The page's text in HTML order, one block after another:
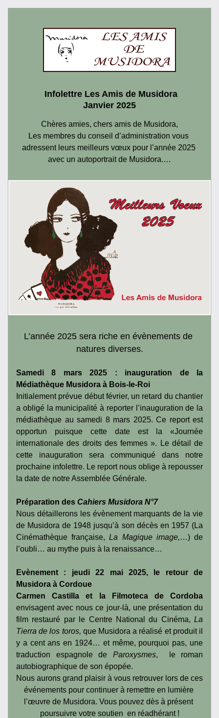
Infolettre Les Amis de Musidora
Janvier 2025
Chères amies, chers amis de Musidora,
Les membres du conseil d’administration vous
adressent leurs meilleurs vœux pour l’année 2025
avec un autoportrait de Musidora.…
L’année 2025 sera riche en évènements de
natures diverses.
Samedi 8 mars 2025 : inauguration de la
Médiathèque Musidora à Bois-le-Roi
Initialement prévue début février, un retard du chantier
a obligé la municipalité à reporter l’inauguration de la
médiathèque au samedi 8 mars 2025. Ce report est
opportun puisque cette date est la «Journée
internationale des droits des femmes ». Le détail de
cette inauguration sera communiqué dans notre
prochaine infolettre. Le report nous oblige à repousser
la date de notre Assemblée Générale.
Préparation des Cahiers Musidora N°7
Nous détaillerons les évènement marquants de la vie
de Musidora de 1948 jusqu’à son décès en 1957 (La
Cinémathèque française, La Magique image,…) de
l’oubli… au mythe puis à la renaissance…
Evènement : jeudi 22 mai 2025, le retour de
Musidora à Cordoue
Carmen Castilla et la Filmoteca de Cordoba
envisagent avec nous ce jour-là, une présentation du
film restauré par le Centre National du Cinéma, La
Tierra de los toros, que Musidora a réalisé et produit il
y a cent ans en 1924… et même, pourquoi pas, une
traduction espagnole de Paroxysmes,  le roman
autobiographique de son épopée.
Nous aurons grand plaisir à vous retrouver lors de ces
événements pour continuer à remettre en lumière
l’œuvre de Musidora. Vous pouvez dès à présent
poursuivre votre soutien  en réadhérant !